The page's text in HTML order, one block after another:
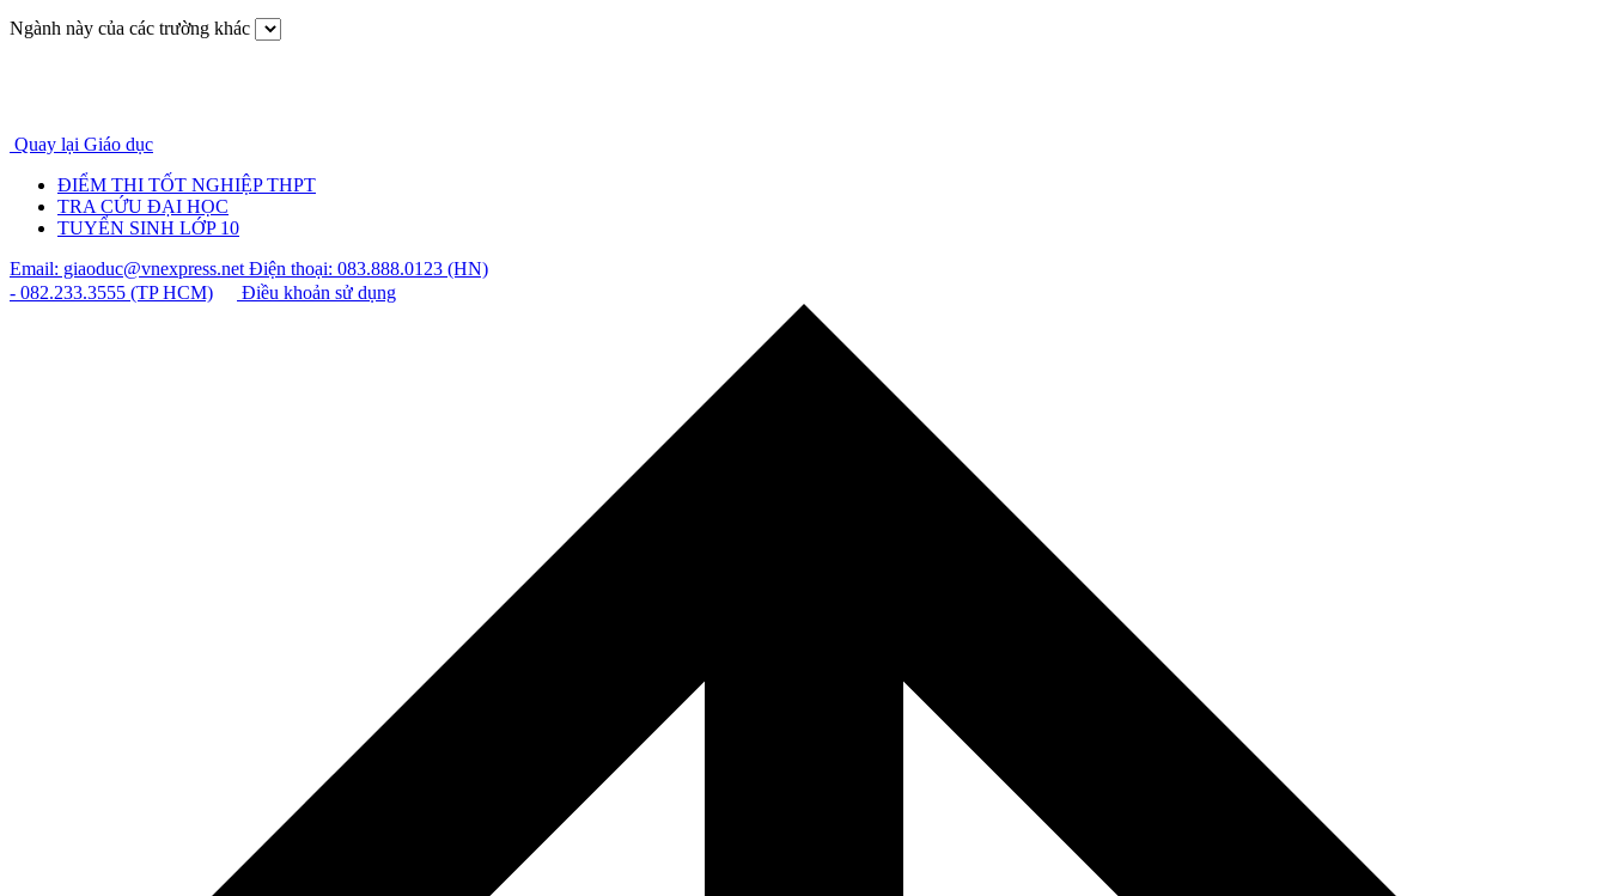
Ngành này của các trường khác
Quay lại Giáo dục
ĐIỂM THI TỐT NGHIỆP THPT
TRA CỨU ĐẠI HỌC
TUYỂN SINH LỚP 10
Email: giaoduc@vnexpress.netĐiện thoại: 083.888.0123 (HN)
- 082.233.3555 (TP HCM)
Điều khoản sử dụng